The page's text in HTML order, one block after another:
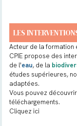
LES
Acteur de la formation
CPIE propose des
de l'eau, de la
études supérieures,
adaptées.
Vous pouvez
téléchargements.
Cliquez ici